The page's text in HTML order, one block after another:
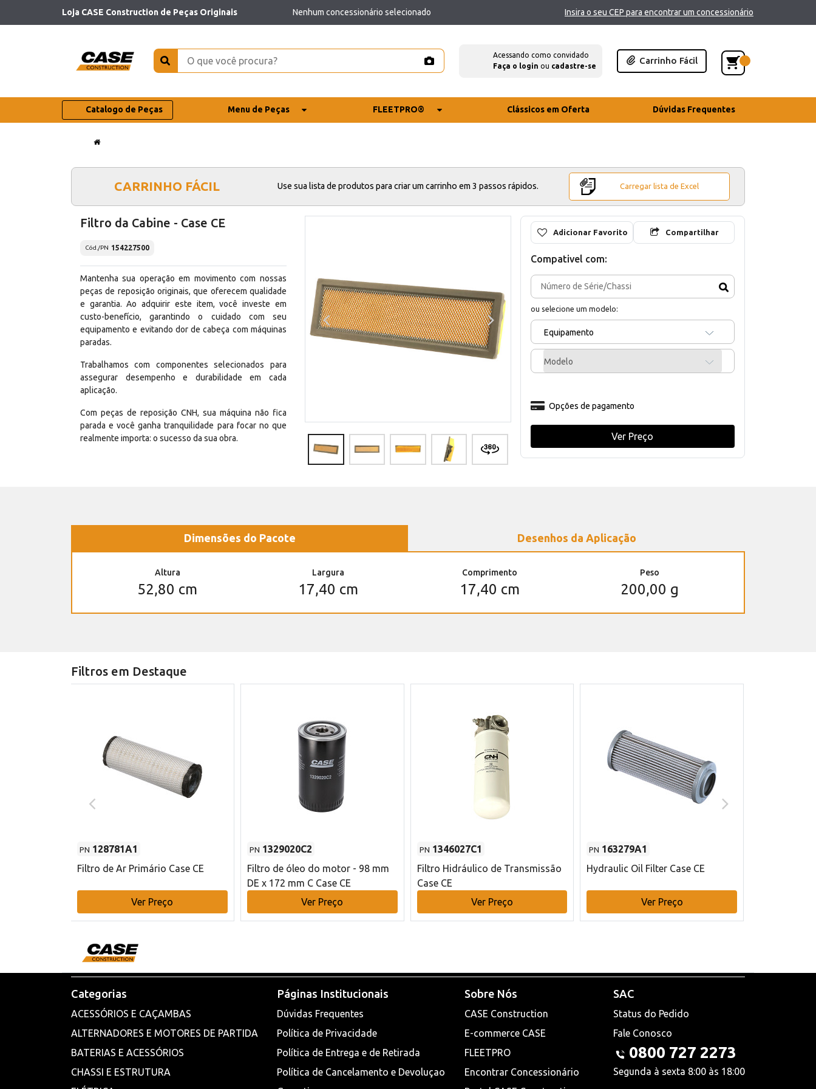
Loja CASE Construction de Peças Originais Nenhum concessionário selecionado Insira o seu CEP para encontrar um concessionário
Acessando como convidado
Faça o login ou cadastre-se
Carrinho Fácil
Catalogo de Peças Menu de Peças FLEETPRO® Clássicos em Oferta Dúvidas Frequentes
CARRINHO FÁCIL Use sua lista de produtos para criar um carrinho em 3 passos rápidos. Carregar lista de Excel
Filtro da Cabine - Case CE
Cód./PN 154227500
Mantenha sua operação em movimento com nossas
peças de reposição originais, que oferecem qualidade
e garantia. Ao adquirir este item, você investe em
custo-benefício, garantindo o cuidado com seu
equipamento e evitando dor de cabeça com máquinas
paradas.
Trabalhamos com componentes selecionados para
assegurar desempenho e durabilidade em cada
aplicação.
Com peças de reposição CNH, sua máquina não fica
parada e você ganha tranquilidade para focar no que
realmente importa: o sucesso da sua obra.
Adicionar Favorito Compartilhar
Compativel com:
ou selecione um modelo:
Equipamento
Modelo
Opções de pagamento
Ver Preço
Dimensões do Pacote Desenhos da Aplicação
Altura
52,80 cm
Largura
17,40 cm
Comprimento
17,40 cm
Peso
200,00 g
Filtros em Destaque
PN 128781A1
Filtro de Ar Primário Case CE
Ver Preço
PN 1329020C2
Filtro de óleo do motor - 98 mm
DE x 172 mm C Case CE
Ver Preço
PN 1346027C1
Filtro Hidráulico de Transmissão
Case CE
Ver Preço
PN 163279A1
Hydraulic Oil Filter Case CE
Ver Preço
Categorias
ACESSÓRIOS E CAÇAMBAS
ALTERNADORES E MOTORES DE PARTIDA
BATERIAS E ACESSÓRIOS
CHASSI E ESTRUTURA
Páginas Institucionais
Dúvidas Frequentes
Política de Privacidade
Política de Entrega e de Retirada
Política de Cancelamento e Devoluçao
Sobre Nós
CASE Construction
E-commerce CASE
FLEETPRO
Encontrar Concessionário
SAC
Status do Pedido
Fale Conosco
0800 727 2273
Segunda à sexta 8:00 às 18:00